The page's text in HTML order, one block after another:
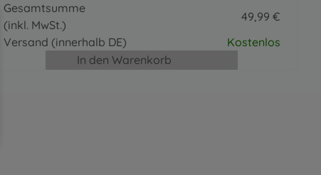
16.99 EUR
Gesamtsumme
(inkl. MwSt.)
49,99 €
Versand (innerhalb DE)
Kostenlos
In den Warenkorb